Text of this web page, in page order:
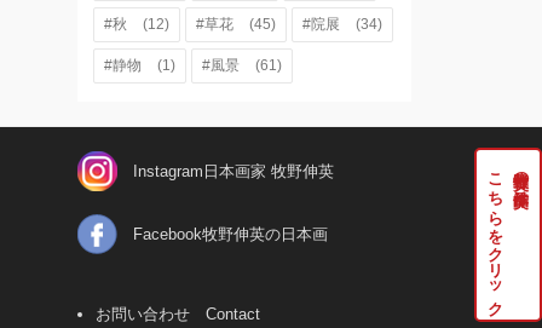
#秋 (12) #草花 (45) #院展 (34)
#静物 (1) #風景 (61)
牧野伸英の実作品は
こちらをクリック
Instagram日本画家 牧野伸英
Facebook牧野伸英の日本画
お問い合わせ Contact